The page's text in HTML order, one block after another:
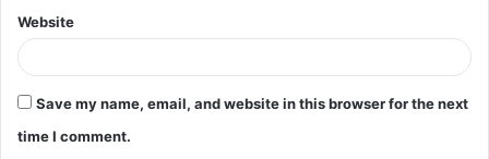
Website
Save my name, email, and website in this browser for the next
time I comment.